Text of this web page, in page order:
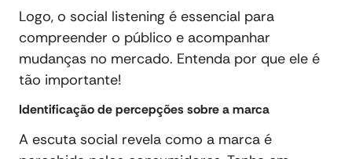
Logo, o social listening é essencial para
compreender o público e acompanhar
mudanças no mercado. Entenda por que ele é
tão importante!
Identificação de percepções sobre a marca
A escuta social revela como a marca é